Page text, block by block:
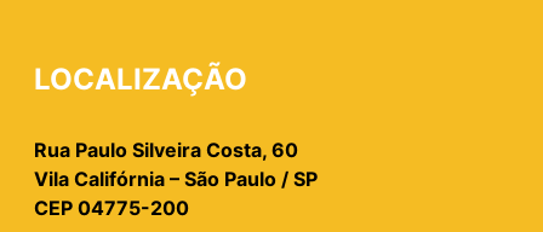
LOCALIZAÇÃO
Rua Paulo Silveira Costa, 60
Vila Califórnia – São Paulo / SP
CEP 04775-200